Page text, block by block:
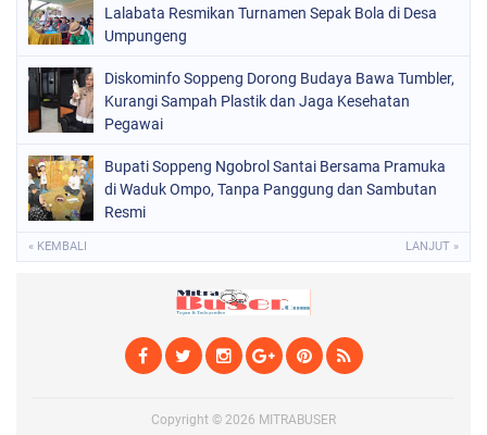
SULSEL
Lalabata Resmikan Turnamen Sepak Bola di Desa
Umpungeng
Diskominfo Soppeng Dorong Budaya Bawa Tumbler,
Kurangi Sampah Plastik dan Jaga Kesehatan
Pegawai
Bupati Soppeng Ngobrol Santai Bersama Pramuka
di Waduk Ompo, Tanpa Panggung dan Sambutan
Resmi
« KEMBALI LANJUT »
Copyright © 2026 MITRABUSER